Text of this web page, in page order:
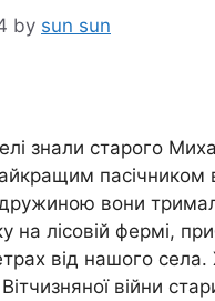
by sun sun
знали старого
пасічником
дружиною вони
на лісовій фермі,
від нашого села.
війни